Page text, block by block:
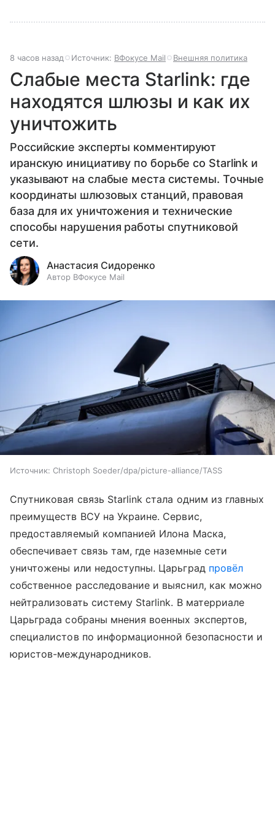
8 часов назад Источник: ВФокусе Mail Внешняя политика
Слабые места Starlink: где
находятся шлюзы и как их
уничтожить
Российские эксперты комментируют
иранскую инициативу по борьбе со Starlink и
указывают на слабые места системы. Точные
координаты шлюзовых станций, правовая
база для их уничтожения и технические
способы нарушения работы спутниковой
сети.
Анастасия Сидоренко
Автор ВФокусе Mail
Источник: Christoph Soeder/dpa/picture-alliance/TASS
Спутниковая связь Starlink стала одним из главных
преимуществ ВСУ на Украине. Сервис,
предоставляемый компанией Илона Маска,
обеспечивает связь там, где наземные сети
уничтожены или недоступны. Царьград провёл
собственное расследование и выяснил, как можно
нейтрализовать систему Starlink. В матерриале
Царьграда собраны мнения военных экспертов,
специалистов по информационной безопасности и
юристов-международников.